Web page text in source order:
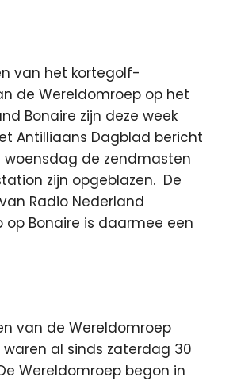
van het kortegolf-
de Wereldomroep op het
Bonaire zijn deze week
Antilliaans Dagblad bericht
de zendmasten
zijn opgeblazen. De
Radio Nederland
op Bonaire is daarmee een
van de Wereldomroep
al sinds zaterdag 30
Wereldomroep begon in